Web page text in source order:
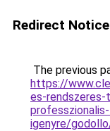
Redirect Notice
The previous
https://
es-
igenyre/